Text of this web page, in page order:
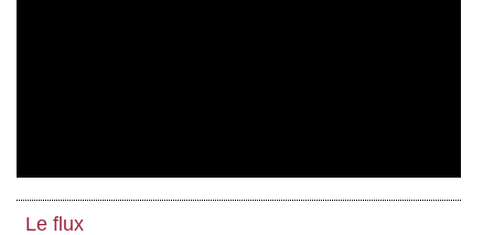
Le flux